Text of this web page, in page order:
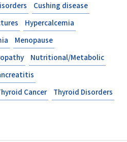
Cushing disease
Hypercalcemia
Menopause
Nutritional/Metabolic
Cancer Thyroid Disorders